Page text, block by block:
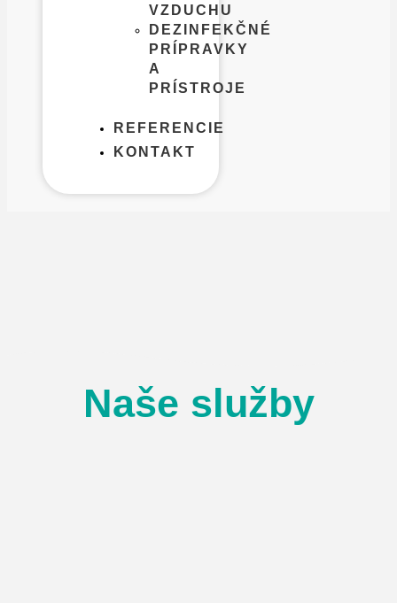
VZDUCHU
DEZINFEKČNÉ
PRÍPRAVKY
A
PRÍSTROJE
REFERENCIE
KONTAKT
Naše služby